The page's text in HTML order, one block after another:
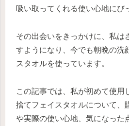
吸い取ってくれる使い心地にび
その出会いをきっかけに、私は
すようになり、今でも朝晩の洗
スタオルを使っています。
この記事では、私が初めて使用
捨てフェイスタオルについて、
や実際の使い心地、気になった